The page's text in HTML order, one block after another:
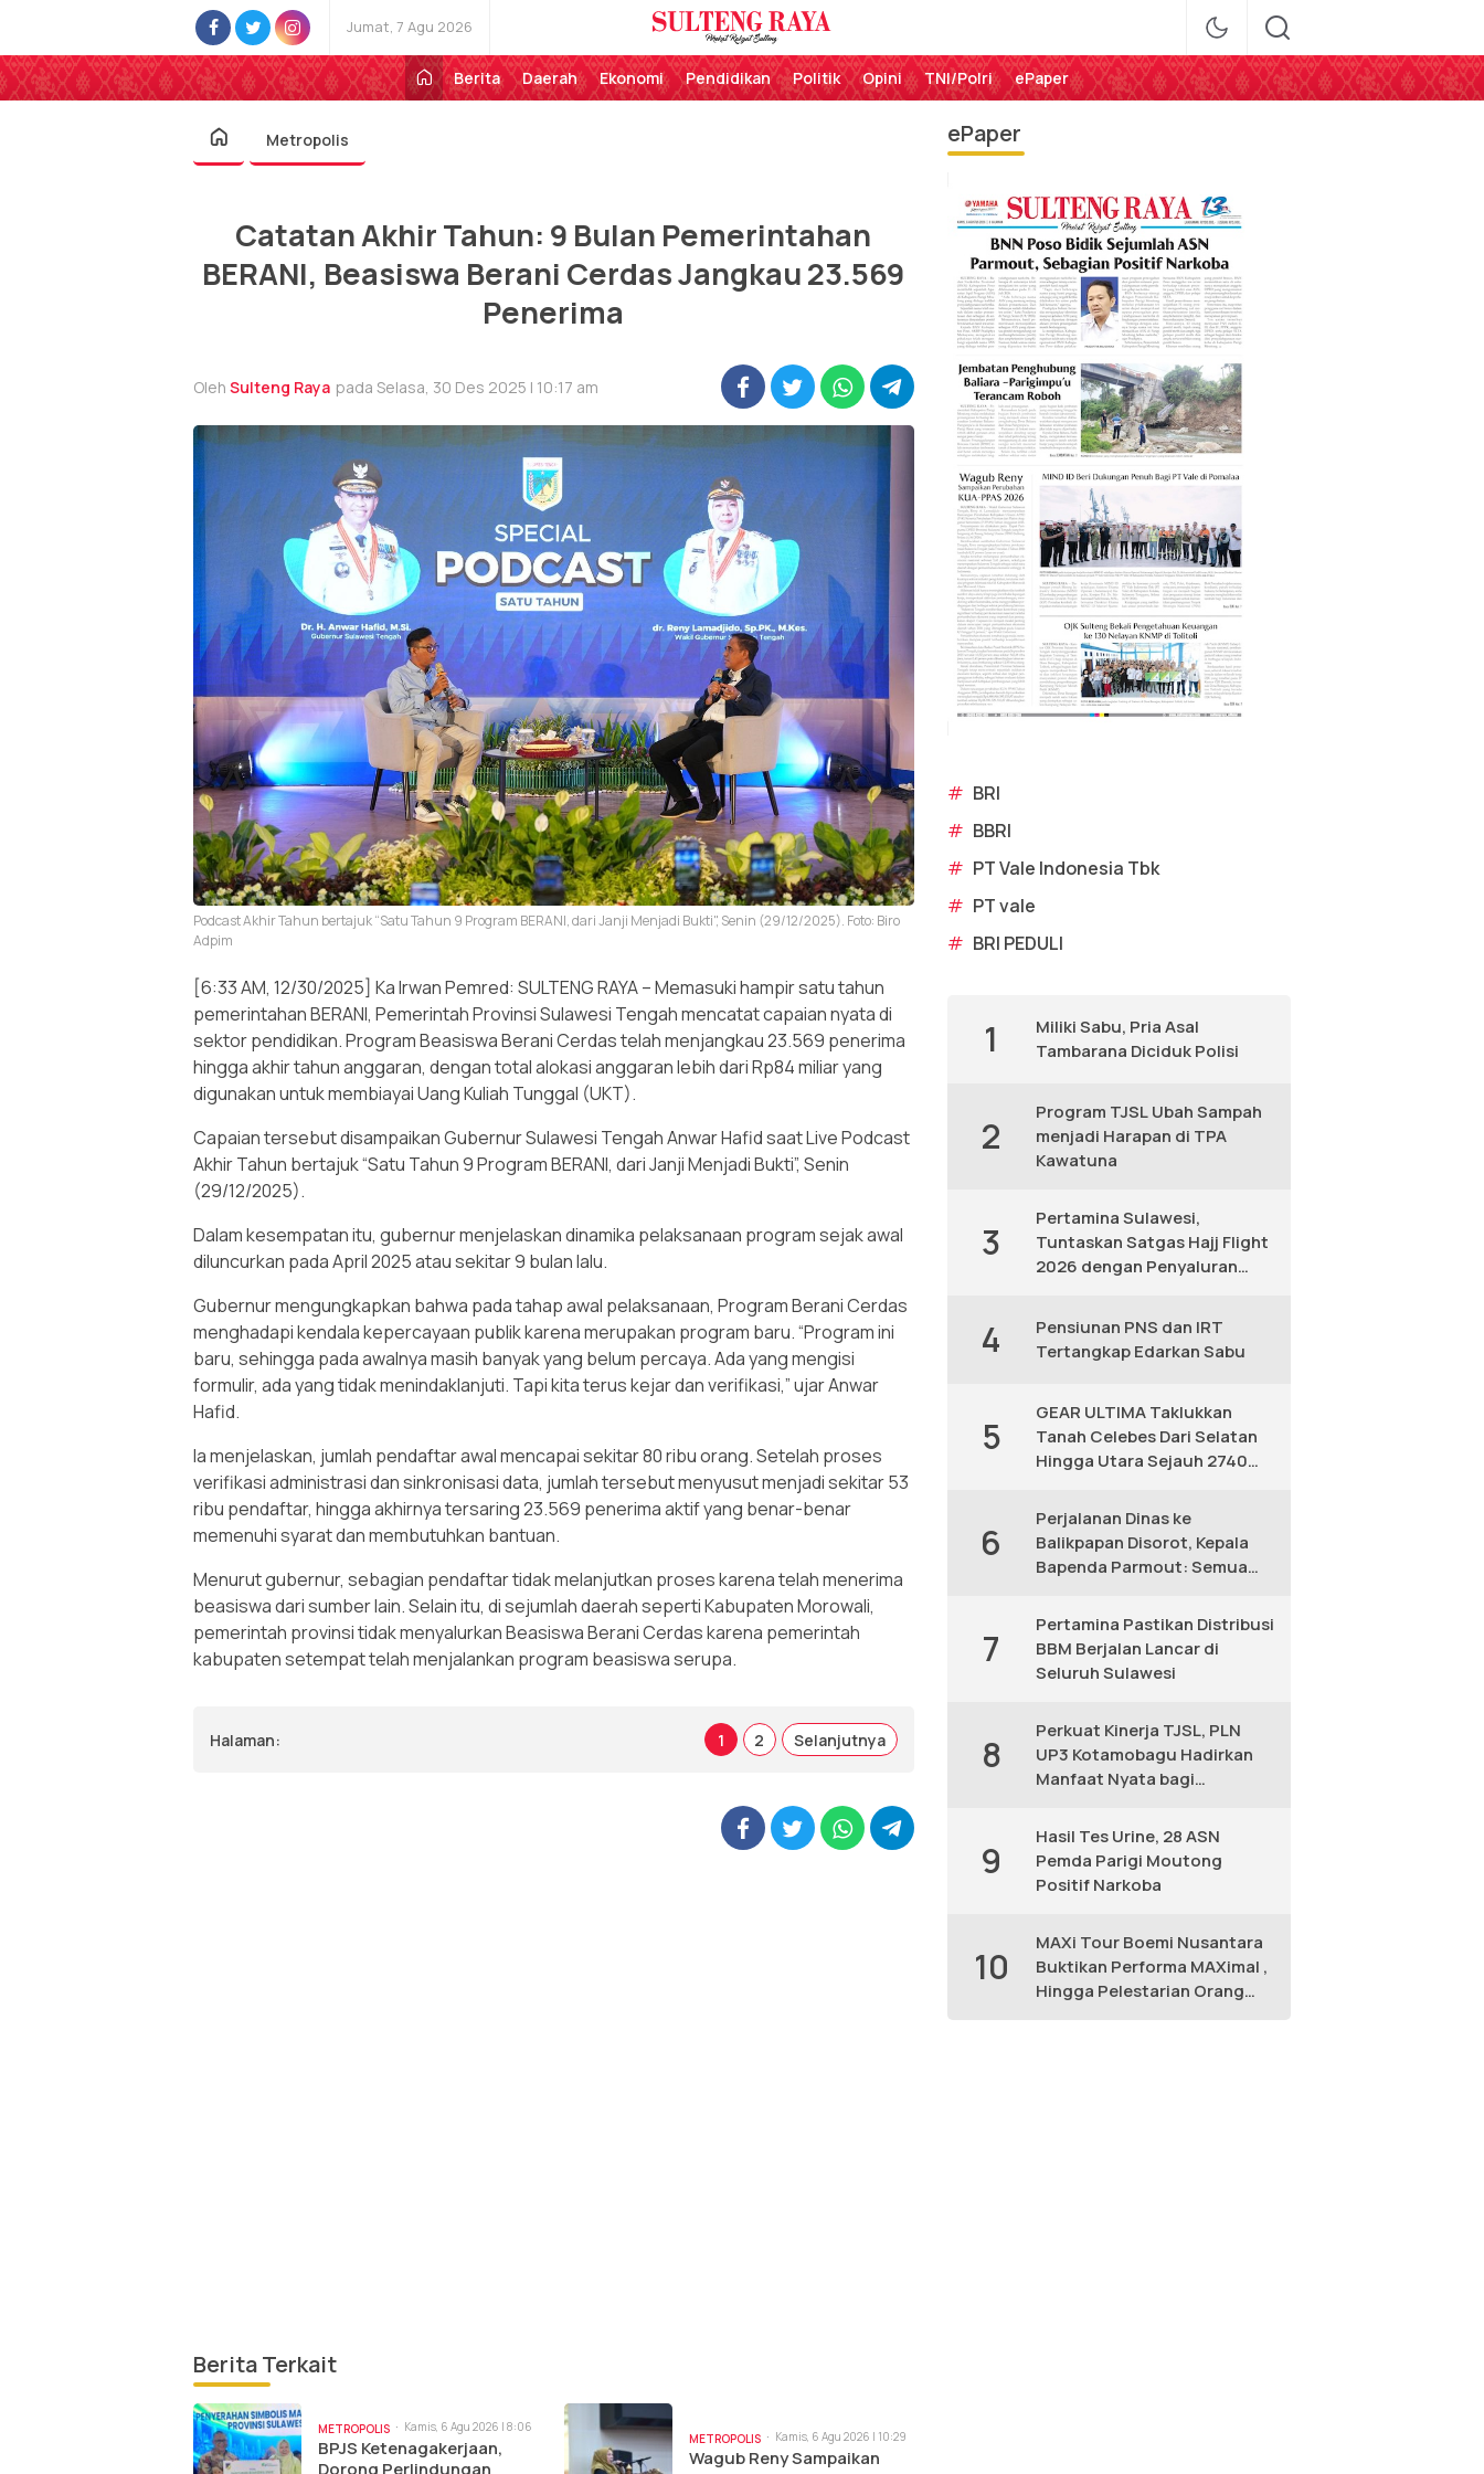
Jumat, 7 Agu 2026
Sulteng Raya
Perekat Rakyat Sulteng
Berita
Daerah Ekonomi Pendidikan Politik Opini TNI/Polri ePaper
Metropolis
Catatan Akhir Tahun: 9 Bulan Pemerintahan
BERANI, Beasiswa Berani Cerdas Jangkau 23.569
Penerima
Oleh Sulteng Raya pada Selasa, 30 Des 2025 | 10:17 am
Podcast Akhir Tahun bertajuk “Satu Tahun 9 Program BERANI, dari Janji Menjadi Bukti", Senin (29/12/2025). Foto: Biro
Adpim
[6:33 AM, 12/30/2025] Ka Irwan Pemred: SULTENG RAYA – Memasuki hampir satu tahun
pemerintahan BERANI, Pemerintah Provinsi Sulawesi Tengah mencatat capaian nyata di
sektor pendidikan. Program Beasiswa Berani Cerdas telah menjangkau 23.569 penerima
hingga akhir tahun anggaran, dengan total alokasi anggaran lebih dari Rp84 miliar yang
digunakan untuk membiayai Uang Kuliah Tunggal (UKT).
Capaian tersebut disampaikan Gubernur Sulawesi Tengah Anwar Hafid saat Live Podcast
Akhir Tahun bertajuk “Satu Tahun 9 Program BERANI, dari Janji Menjadi Bukti”, Senin
(29/12/2025).
Dalam kesempatan itu, gubernur menjelaskan dinamika pelaksanaan program sejak awal
diluncurkan pada April 2025 atau sekitar 9 bulan lalu.
Gubernur mengungkapkan bahwa pada tahap awal pelaksanaan, Program Berani Cerdas
menghadapi kendala kepercayaan publik karena merupakan program baru. “Program ini
baru, sehingga pada awalnya masih banyak yang belum percaya. Ada yang mengisi
formulir, ada yang tidak menindaklanjuti. Tapi kita terus kejar dan verifikasi,” ujar Anwar
Hafid.
Ia menjelaskan, jumlah pendaftar awal mencapai sekitar 80 ribu orang. Setelah proses
verifikasi administrasi dan sinkronisasi data, jumlah tersebut menyusut menjadi sekitar 53
ribu pendaftar, hingga akhirnya tersaring 23.569 penerima aktif yang benar-benar
memenuhi syarat dan membutuhkan bantuan.
Menurut gubernur, sebagian pendaftar tidak melanjutkan proses karena telah menerima
beasiswa dari sumber lain. Selain itu, di sejumlah daerah seperti Kabupaten Morowali,
pemerintah provinsi tidak menyalurkan Beasiswa Berani Cerdas karena pemerintah
kabupaten setempat telah menjalankan program beasiswa serupa.
Halaman: 1 2 Selanjutnya
Berita Terkait
METROPOLIS
Kamis, 6 Agu 2026 | 8:06
pm
BPJS Ketenagakerjaan,
Dorong Perlindungan
METROPOLIS
Kamis, 6 Agu 2026 | 10:29
am
Wagub Reny Sampaikan
ePaper
# BRI
# BBRI
# PT Vale Indonesia Tbk
# PT vale
# BRI PEDULI
1
Miliki Sabu, Pria Asal
Tambarana Diciduk Polisi
2
Program TJSL Ubah Sampah
menjadi Harapan di TPA
Kawatuna
3
Pertamina Sulawesi,
Tuntaskan Satgas Hajj Flight
2026 dengan Penyaluran
4
Pensiunan PNS dan IRT
Tertangkap Edarkan Sabu
5
GEAR ULTIMA Taklukkan
Tanah Celebes Dari Selatan
Hingga Utara Sejauh 2740
6
Perjalanan Dinas ke
Balikpapan Disorot, Kepala
Bapenda Parmout: Semua
7
Pertamina Pastikan Distribusi
BBM Berjalan Lancar di
Seluruh Sulawesi
8
Perkuat Kinerja TJSL, PLN
UP3 Kotamobagu Hadirkan
Manfaat Nyata bagi
9
Hasil Tes Urine, 28 ASN
Pemda Parigi Moutong
Positif Narkoba
10
MAXi Tour Boemi Nusantara
Buktikan Performa MAXimal ,
Hingga Pelestarian Orang